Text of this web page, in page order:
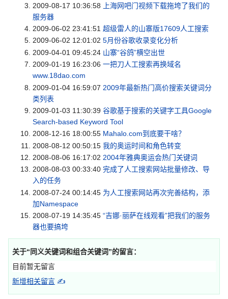
2009-08-17 10:36:58
上海网吧门视频下载拖垮了我们的
服务器
2009-06-02 23:41:51 超级雷人的山寨版17609人工搜索
2009-06-02 12:01:02 5月份谷歌收录变化分析
2009-04-01 09:45:24 山寨“谷鸽”横空出世
2009-01-19 16:23:06 一把刀人工搜索再换域名
www.18dao.com
2009-01-04 16:59:07 2009年最新热门高价搜索关键词分
类列表
2009-01-03 11:30:39 谷歌基于搜索的关键字工具Google
Search-based Keyword Tool
2008-12-16 18:00:55 Mahalo.com到底要干啥？
2008-08-12 00:50:15 我的奥运时间和角色转变
2008-08-06 16:17:02 2004年雅典奥运会热门关键词
2008-08-03 00:33:40 完成了人工搜索网站批量修改、导
入的任务
2008-07-24 00:14:45 为人工搜索网站再次完善结构，添
加Namespace
2008-07-19 14:35:45 “吉娜·丽萨在线观看”把我们的服务
器也要搞垮
关于“同义关键词和组合关键词”的留言：
目前暂无留言
新增相关留言 ✍